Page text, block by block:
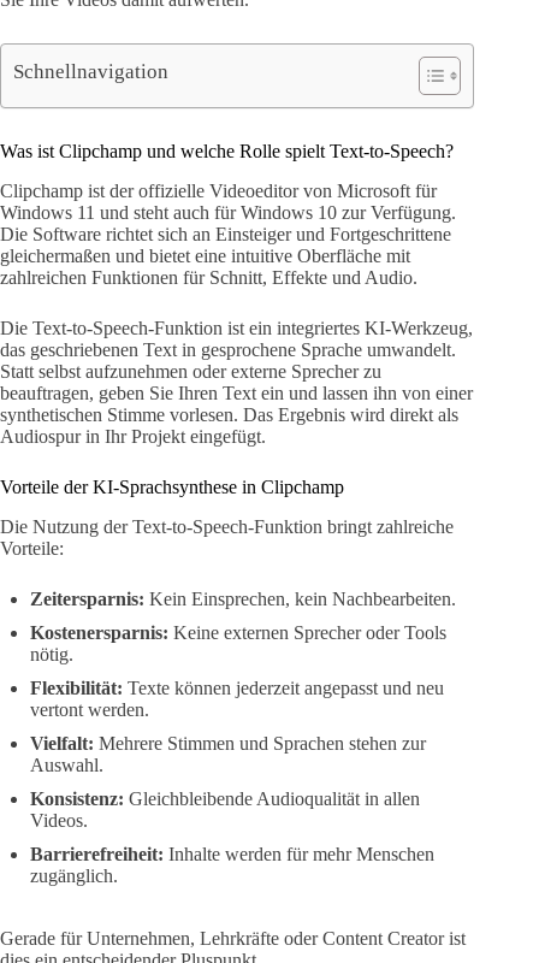
Schnellnavigation
Was ist Clipchamp und welche Rolle spielt Text-to-Speech?
Clipchamp ist der offizielle Videoeditor von Microsoft für
Windows 11 und steht auch für Windows 10 zur Verfügung.
Die Software richtet sich an Einsteiger und Fortgeschrittene
gleichermaßen und bietet eine intuitive Oberfläche mit
zahlreichen Funktionen für Schnitt, Effekte und Audio.
Die Text-to-Speech-Funktion ist ein integriertes KI-Werkzeug,
das geschriebenen Text in gesprochene Sprache umwandelt.
Statt selbst aufzunehmen oder externe Sprecher zu
beauftragen, geben Sie Ihren Text ein und lassen ihn von einer
synthetischen Stimme vorlesen. Das Ergebnis wird direkt als
Audiospur in Ihr Projekt eingefügt.
Vorteile der KI-Sprachsynthese in Clipchamp
Die Nutzung der Text-to-Speech-Funktion bringt zahlreiche
Vorteile:
Zeitersparnis: Kein Einsprechen, kein Nachbearbeiten.
Kostenersparnis: Keine externen Sprecher oder Tools
nötig.
Flexibilität: Texte können jederzeit angepasst und neu
vertont werden.
Vielfalt: Mehrere Stimmen und Sprachen stehen zur
Auswahl.
Konsistenz: Gleichbleibende Audioqualität in allen
Videos.
Barrierefreiheit: Inhalte werden für mehr Menschen
zugänglich.
Gerade für Unternehmen, Lehrkräfte oder Content Creator ist